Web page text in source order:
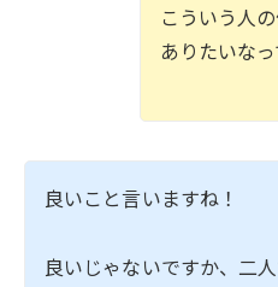
こういう人
ありたいなっ
良いこと言いますね！
良いじゃないですか、二